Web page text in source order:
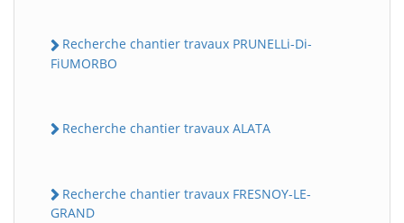
Recherche chantier travaux PRUNELLi-Di-
FiUMORBO
Recherche chantier travaux ALATA
Recherche chantier travaux FRESNOY-LE-
GRAND